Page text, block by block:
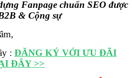
Fanpage chuẩn SEO được
& Cộng sự
: ĐĂNG KÝ VỚI ƯU ĐÃI
ĐÂY >>